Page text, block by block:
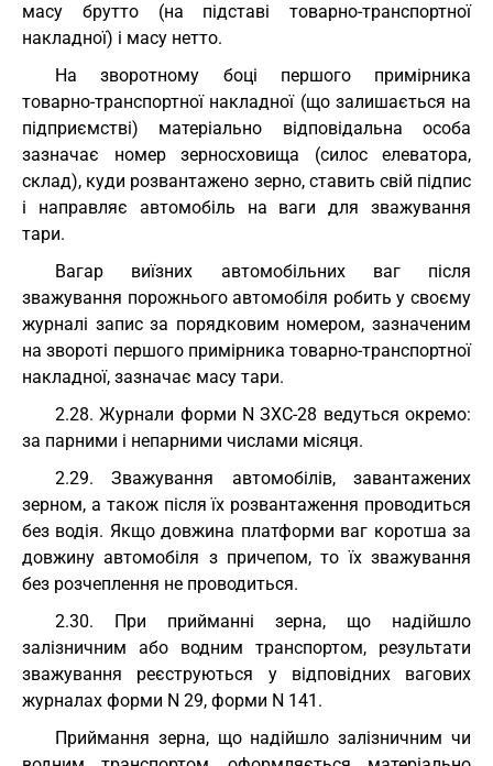
масу брутто (на підставі товарно-транспортної
накладної) і масу нетто.
На зворотному боці першого примірника
товарно-транспортної накладної (що залишається на
підприємстві) матеріально відповідальна особа
зазначає номер зерносховища (силос елеватора,
склад), куди розвантажено зерно, ставить свій підпис
і направляє автомобіль на ваги для зважування
тари.
Вагар виїзних автомобільних ваг після
зважування порожнього автомобіля робить у своєму
журналі запис за порядковим номером, зазначеним
на звороті першого примірника товарно-транспортної
накладної, зазначає масу тари.
2.28. Журнали форми N ЗХС-28 ведуться окремо:
за парними і непарними числами місяця.
2.29. Зважування автомобілів, завантажених
зерном, а також після їх розвантаження проводиться
без водія. Якщо довжина платформи ваг коротша за
довжину автомобіля з причепом, то їх зважування
без розчеплення не проводиться.
2.30. При прийманні зерна, що надійшло
залізничним або водним транспортом, результати
зважування реєструються у відповідних вагових
журналах форми N 29, форми N 141.
Приймання зерна, що надійшло залізничним чи